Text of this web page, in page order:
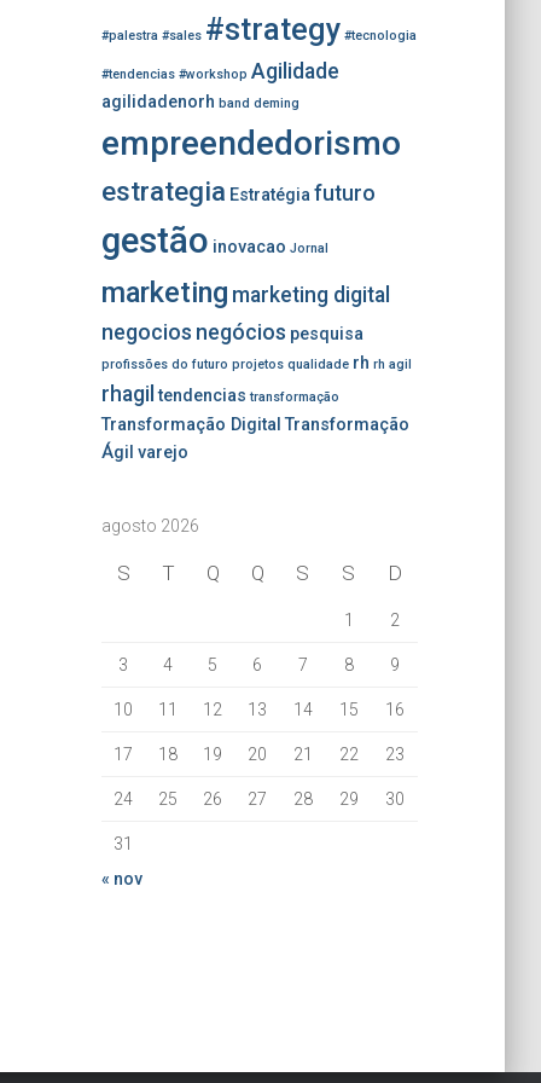
#palestra #sales #strategy #tecnologia
#tendencias #workshop Agilidade
agilidadenorh band deming
empreendedorismo
estrategia Estratégia futuro
gestão inovacao Jornal
marketing marketing digital
negocios negócios pesquisa
profissões do futuro projetos qualidade rh rh agil
rhagil tendencias transformação
Transformação Digital Transformação
Ágil varejo
agosto 2026
S T Q Q S S D
1 2
3 4 5 6 7 8 9
10 11 12 13 14 15 16
17 18 19 20 21 22 23
24 25 26 27 28 29 30
31
« nov